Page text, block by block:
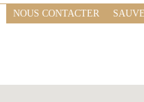
NOUS CONTACTER